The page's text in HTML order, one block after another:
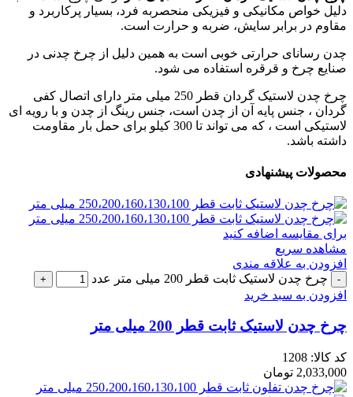
دلیل خواص مکانیکی و فیزیکی منحصربه فرد، بسیار پرکاربرد و
مقاوم در برابر سایش، ضربه و حرارت است.
چدن رسانای حرارتی خوبی است به همین دلیل از چرخ چدنی در
صنایع چرخ و قرقره استفاده می شود.
چرخ چدن لاستیک گردان قطر 250 میلی متر دارای اتصال کفی
گردان ، جنس پایه آن از چدن است، جنس رینگ از چدن و با رویه ای
لاستیکی است ، که می تواند تا 300 کیلو برای حمل بار مقاومت
داشته باشد.
محصولات پیشنهادی
برای مقایسه اضافه کنید
مشاهده سریع
افزودن به علاقه مندی
چرخ چدن لاستیک ثابت قطر 200 میلی متر عدد
افزودن به سبد خرید
چرخ چدن لاستیک ثابت قطر 200 میلی متر
کد کالا: 1208
2,033,000 تومان